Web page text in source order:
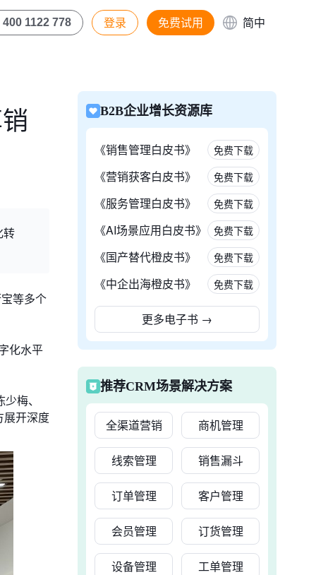
400 1122 778 登录 免费试用 简中
转
等多个
化水平
梅、
展开深度
B2B企业增长资源库
《销售管理白皮书》 免费下载
《营销获客白皮书》 免费下载
《服务管理白皮书》 免费下载
《AI场景应用白皮书》 免费下载
《国产替代橙皮书》 免费下载
《中企出海橙皮书》 免费下载
更多电子书 →
推荐CRM场景解决方案
全渠道营销 商机管理
线索管理 销售漏斗
订单管理 客户管理
会员管理 订货管理
设备管理 工单管理